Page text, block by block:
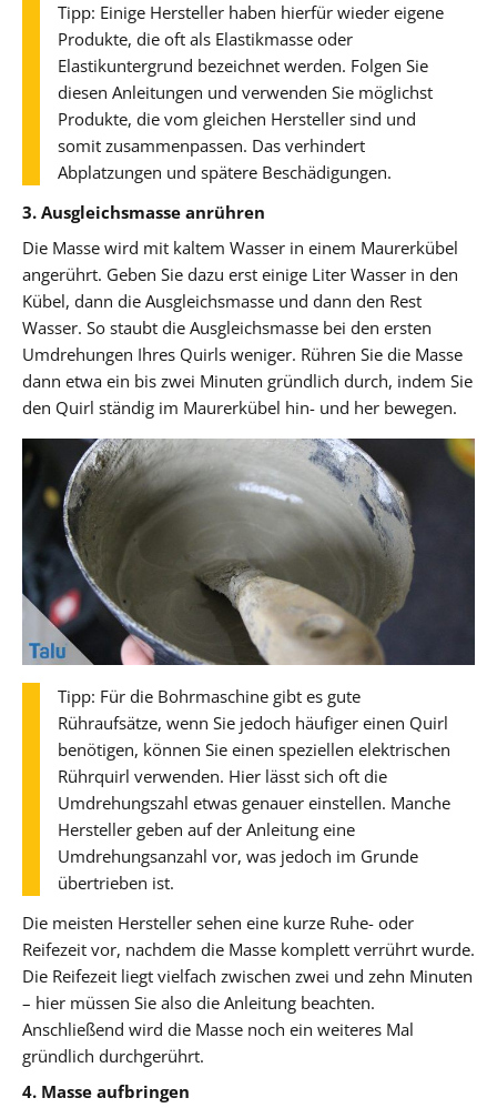
Tipp: Einige Hersteller haben hierfür wieder eigene
Produkte, die oft als Elastikmasse oder
Elastikuntergrund bezeichnet werden. Folgen Sie
diesen Anleitungen und verwenden Sie möglichst
Produkte, die vom gleichen Hersteller sind und
somit zusammenpassen. Das verhindert
Abplatzungen und spätere Beschädigungen.
3. Ausgleichsmasse anrühren
Die Masse wird mit kaltem Wasser in einem Maurerkübel
angerührt. Geben Sie dazu erst einige Liter Wasser in den
Kübel, dann die Ausgleichsmasse und dann den Rest
Wasser. So staubt die Ausgleichsmasse bei den ersten
Umdrehungen Ihres Quirls weniger. Rühren Sie die Masse
dann etwa ein bis zwei Minuten gründlich durch, indem Sie
den Quirl ständig im Maurerkübel hin- und her bewegen.
Tipp: Für die Bohrmaschine gibt es gute
Rühraufsätze, wenn Sie jedoch häufiger einen Quirl
benötigen, können Sie einen speziellen elektrischen
Rührquirl verwenden. Hier lässt sich oft die
Umdrehungszahl etwas genauer einstellen. Manche
Hersteller geben auf der Anleitung eine
Umdrehungsanzahl vor, was jedoch im Grunde
übertrieben ist.
Die meisten Hersteller sehen eine kurze Ruhe- oder
Reifezeit vor, nachdem die Masse komplett verrührt wurde.
Die Reifezeit liegt vielfach zwischen zwei und zehn Minuten
– hier müssen Sie also die Anleitung beachten.
Anschließend wird die Masse noch ein weiteres Mal
gründlich durchgerührt.
4. Masse aufbringen